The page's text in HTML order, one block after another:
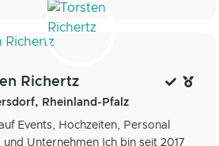
Richertz
Rheinland-Pfalz
Events, Hochzeiten, Personal
und Unternehmen Ich bin seit 2017